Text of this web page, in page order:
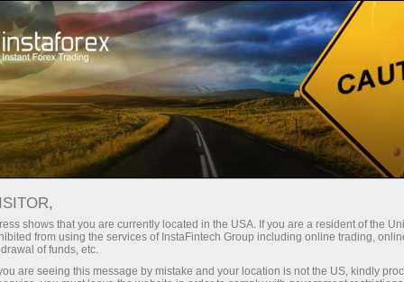
Kempen Peraduan
Miss InstaForex
Pertandingan kecantikan Miss Insta Asia 2017
PERTANDINGAN
KECANTIKAN MISS INSTA
shows that you are currently located in the USA. If you are a resident of the
from using the services of InstaFintech Group including online trading,
of funds, etc.
are seeing this message by mistake and your location is not the US, kindly